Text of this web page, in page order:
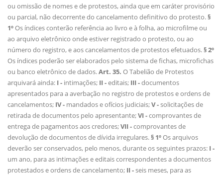
ou omissão de nomes e de protestos, ainda que em caráter provisório
ou parcial, não decorrente do cancelamento definitivo do protesto.§
1ºOs índices conterão referência ao livro e à folha, ao microfilme ou
ao arquivo eletrônico onde estiver registrado o protesto, ou ao
número do registro, e aos cancelamentos de protestos efetuados.§ 2º
Os índices poderão ser elaborados pelo sistema de fichas, microfichas
ou banco eletrônico de dados.Art. 35. O Tabelião de Protestos
arquivará ainda: I - intimações; II -editais; III -documentos
apresentados para a averbação no registro de protestos e ordens de
cancelamentos; IV - mandados e ofícios judiciais;V -solicitações de
retirada de documentos pelo apresentante;VI -comprovantes de
entrega de pagamentos aos credores;VII -comprovantes de
devolução de documentos de dívida irregulares.§ 1ºOs arquivos
deverão ser conservados, pelo menos, durante os seguintes prazos: I -
um ano, para as intimações e editais correspondentes a documentos
protestados e ordens de cancelamento; II -seis meses, para as